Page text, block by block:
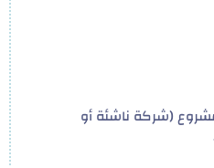
(شركة ناشئة أو